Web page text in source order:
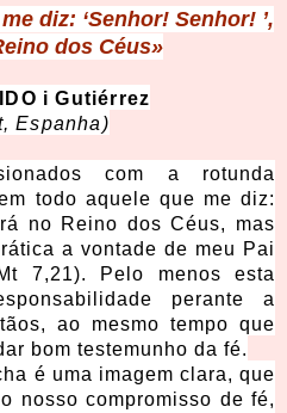
diz: ‘Senhor! Senhor! ’,
dos Céus»
i Gutiérrez
Espanha)
com a rotunda
todo aquele que me diz:
no Reino dos Céus, mas
a vontade de meu Pai
7,21). Pelo menos esta
perante a
ao mesmo tempo que
bom testemunho da fé.
é uma imagem clara, que
nosso compromisso de fé,